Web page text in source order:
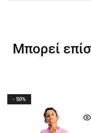
Μπορεί
- 50%